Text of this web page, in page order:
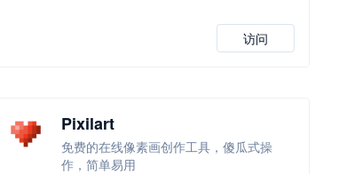
访问
Pixilart
免费的在线像素画创作工具，傻瓜式操
作，简单易用